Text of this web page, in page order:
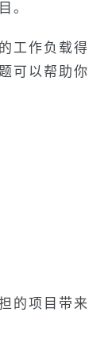
。
工作负载得
可以帮助你
的项目带来